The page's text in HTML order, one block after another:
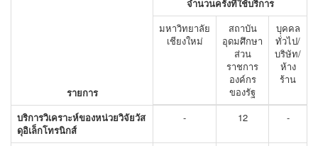
รายการ
จำนวนครั้งที่ใช้บริการ
มหาวิทยาลัย
เชียงใหม่
สถาบัน
อุดมศึกษา
ส่วน
ราชการ
องค์กร
ของรัฐ
บุคคล
ทั่วไป/
บริษัท/
ห้าง
ร้าน
บริการวิเคราะห์ของหน่วยวิจัยวัส
ดุอิเล็กโทรนิกส์
- 12 -